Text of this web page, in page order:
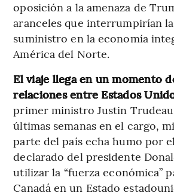
oposición a la amenaza de
aranceles que interrumpirían
suministro en la economía
América del Norte.
El viaje llega en un momento
relaciones entre Estados
primer ministro Justin
últimas semanas en el cargo,
parte del país echa humo por
declarado del presidente
utilizar la “fuerza económica”
Canadá en un Estado